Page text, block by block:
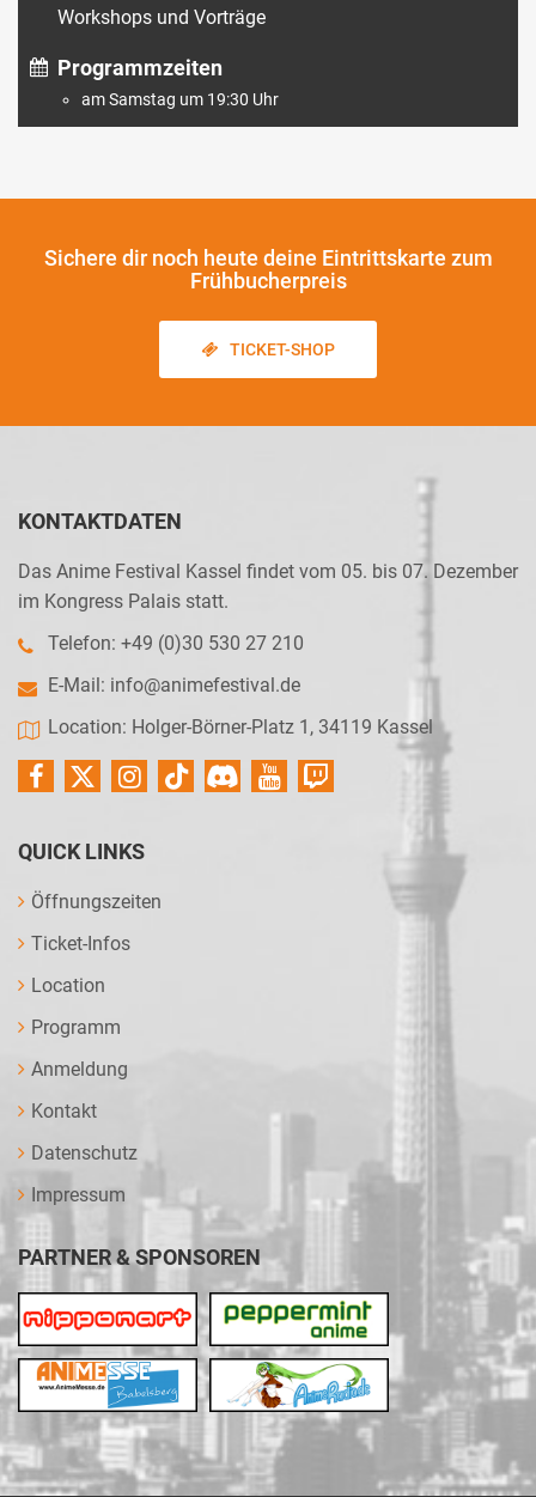
Workshops und Vorträge
Programmzeiten
am Samstag um 19:30 Uhr
Sichere dir noch heute deine Eintrittskarte zum
Frühbucherpreis
TICKET-SHOP
KONTAKTDATEN
Das Anime Festival Kassel findet vom 05. bis 07. Dezember
im Kongress Palais statt.
Telefon: +49 (0)30 530 27 210
E-Mail: info@animefestival.de
Location: Holger-Börner-Platz 1, 34119 Kassel
QUICK LINKS
Öffnungszeiten
Ticket-Infos
Location
Programm
Anmeldung
Kontakt
Datenschutz
Impressum
PARTNER & SPONSOREN